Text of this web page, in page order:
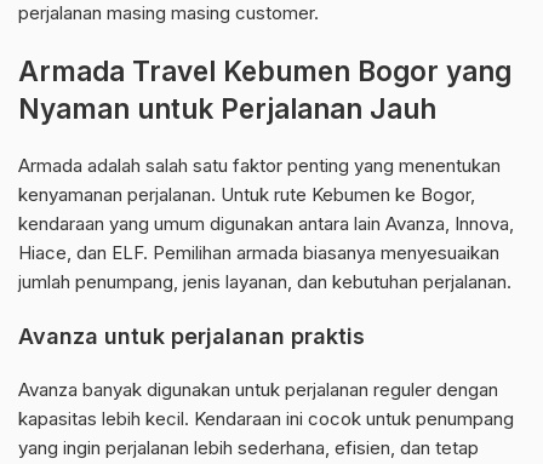
perjalanan masing masing customer.
Armada Travel Kebumen Bogor yang
Nyaman untuk Perjalanan Jauh
Armada adalah salah satu faktor penting yang menentukan
kenyamanan perjalanan. Untuk rute Kebumen ke Bogor,
kendaraan yang umum digunakan antara lain Avanza, Innova,
Hiace, dan ELF. Pemilihan armada biasanya menyesuaikan
jumlah penumpang, jenis layanan, dan kebutuhan perjalanan.
Avanza untuk perjalanan praktis
Avanza banyak digunakan untuk perjalanan reguler dengan
kapasitas lebih kecil. Kendaraan ini cocok untuk penumpang
yang ingin perjalanan lebih sederhana, efisien, dan tetap